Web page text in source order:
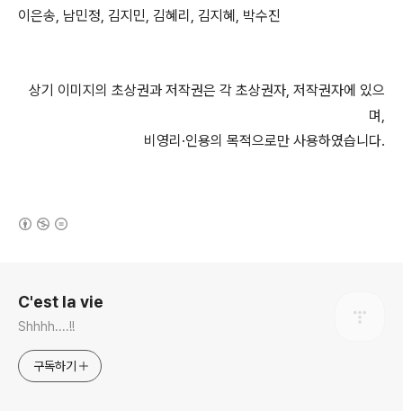
이은송, 남민정, 김지민, 김혜리, 김지혜, 박수진
상기 이미지의 초상권과 저작권은 각 초상권자, 저작권자에 있으
며,
비영리·인용의 목적으로만 사용하였습니다.
C'est la vie
Shhhh....!!
구독하기